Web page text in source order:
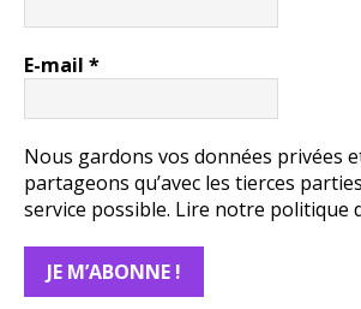
E-mail *
Nous gardons vos données privées
partageons qu’avec les tierces
service possible. Lire notre politique